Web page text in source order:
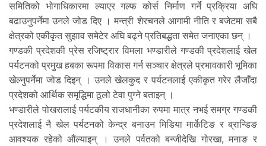
समितिको भोगाधिकारमा ल्याएर गल्फ कोर्स निर्माण गर्ने प्रक्रिया अघि
बढाउनुपर्नेमा उनले जोड दिए । मन्त्री शेरचनले आगामी नीति र बजेटमा सबै
क्षेत्रको एकीकृत सुझाव समेटेर अघि बढ्ने प्रतिबद्धता समेत जनाएका छन् ।
गण्डकी प्रदेशकी प्रेस रजिष्ट्रार विमला भण्डारीले गण्डकी प्रदेशलाई खेल
पर्यटनको प्रमुख हबका रूपमा विकास गर्न सञ्चार क्षेत्रले प्रभावकारी भूमिका
खेल्नुपर्नेमा जोड दिइन् । उनले खेलकुद र पर्यटनलाई एकीकृत गरेर लैजाँदा
प्रदेशको आर्थिक समृद्धिमा ठूलो टेवा पुग्ने बताइन् ।
भण्डारीले पोखरालाई पर्यटकीय राजधानीका रुपमा मात्र नभई समग्र गण्डकी
प्रदेशलाई नै खेल पर्यटनको केन्द्र बनाउन मिडिया मार्केटिङ र ब्रान्डिङ
आवश्यक रहेको औंल्याइन् । उनले पर्वतको बन्जीदेखि गोरखा, मनाङ र